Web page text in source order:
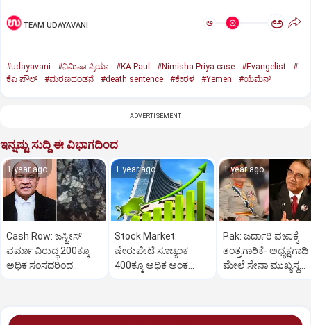
TEAM UDAYAVANI ಅ ಅ
#udayavani #ನಿಮಿಷಾ ಪ್ರಿಯಾ #KA Paul #Nimisha Priya case #Evangelist
#
ಕೆಎ ಪೌಲ್
#ಮರಣದಂಡನೆ #death sentence #ಕೇರಳ #Yemen #ಯೆಮೆನ್‌
ADVERTISEMENT
ಇನ್ನಷ್ಟು ಸುದ್ದಿ ಈ ವಿಭಾಗದಿಂದ
1 year ago
Cash Row: ಜಸ್ಟೀಸ್‌
ವರ್ಮಾ ವಿರುದ್ಧ 200ಕ್ಕೂ
ಅಧಿಕ ಸಂಸದರಿಂದ
1 year ago
Stock Market:
ಷೇರುಪೇಟೆ ಸೂಚ್ಯಂಕ
400ಕ್ಕೂ ಅಧಿಕ ಅಂಕ
1 year ago
Pak: ಜರ್ದಾರಿ ವಜಾಕ್ಕೆ
ತಂತ್ರಗಾರಿಕೆ- ಅಧ್ಯಕ್ಷಗಾದಿ
ಮೇಲೆ ಸೇನಾ ಮುಖ್ಯಸ್ಥ